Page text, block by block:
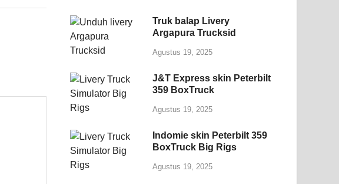
Truk balap Livery
Argapura Trucksid
Agustus 19, 2025
J&T Express skin Peterbilt
359 BoxTruck
Agustus 19, 2025
Indomie skin Peterbilt 359
BoxTruck Big Rigs
Agustus 19, 2025